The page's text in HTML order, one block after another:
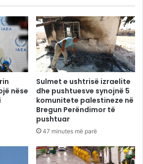
nëse
Sulmet e ushtrisë izraelite
dhe pushtuesve synojnë 5
komunitete palestineze në
Bregun Perëndimor të
pushtuar
47 minutes më parë